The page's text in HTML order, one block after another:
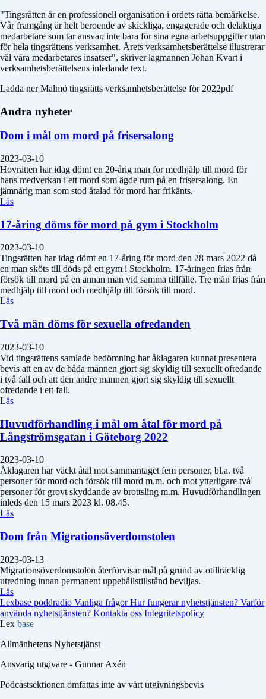
"Tingsrätten är en professionell organisation i ordets rätta bemärkelse.
Vår framgång är helt beroende av skickliga, engagerade och delaktiga
medarbetare som tar ansvar, inte bara för sina egna arbetsuppgifter utan
för hela tingsrättens verksamhet. Årets verksamhetsberättelse illustrerar
väl våra medarbetares insatser", skriver lagmannen Johan Kvart i
verksamhetsberättelsens inledande text.
Ladda ner Malmö tingsrätts verksamhetsberättelse för 2022pdf
Andra nyheter
Dom i mål om mord på frisersalong
2023-03-10
Hovrätten har idag dömt en 20-årig man för medhjälp till mord för
hans medverkan i ett mord som ägde rum på en frisersalong. En
jämnårig man som stod åtalad för mord har frikänts.
Läs
17-åring döms för mord på gym i Stockholm
2023-03-10
Tingsrätten har idag dömt en 17-åring för mord den 28 mars 2022 då
en man sköts till döds på ett gym i Stockholm. 17-åringen frias från
försök till mord på en annan man vid samma tillfälle. Tre män frias från
medhjälp till mord och medhjälp till försök till mord.
Läs
Två män döms för sexuella ofredanden
2023-03-10
Vid tingsrättens samlade bedömning har åklagaren kunnat presentera
bevis att en av de båda männen gjort sig skyldig till sexuellt ofredande
i två fall och att den andre mannen gjort sig skyldig till sexuellt
ofredande i ett fall.
Läs
Huvudförhandling i mål om åtal för mord på
Långströmsgatan i Göteborg 2022
2023-03-10
Åklagaren har väckt åtal mot sammantaget fem personer, bl.a. två
personer för mord och försök till mord m.m. och mot ytterligare två
personer för grovt skyddande av brottsling m.m. Huvudförhandlingen
inleds den 15 mars 2023 kl. 08.45.
Läs
Dom från Migrationsöverdomstolen
2023-03-13
Migrationsöverdomstolen återförvisar mål på grund av otillräcklig
utredning innan permanent uppehållstillstånd beviljas.
Läs
Lexbase poddradio Vanliga frågorHur fungerar nyhetstjänsten? Varför
använda nyhetstjänsten? Kontakta oss Integritetspolicy
Lex base
Allmänhetens Nyhetstjänst
Ansvarig utgivare - Gunnar Axén
Podcastsektionen omfattas inte av vårt utgivningsbevis